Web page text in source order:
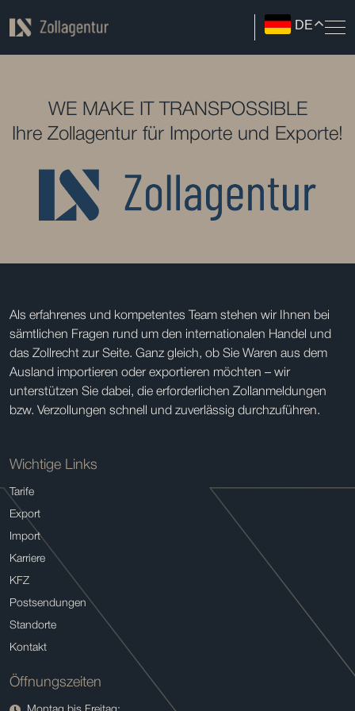
DE
WE MAKE IT TRANSPOSSIBLE
Ihre Zollagentur für Importe und Exporte!
Als erfahrenes und kompetentes Team stehen wir Ihnen bei
sämtlichen Fragen rund um den internationalen Handel und
das Zollrecht zur Seite. Ganz gleich, ob Sie Waren aus dem
Ausland importieren oder exportieren möchten – wir
unterstützen Sie dabei, die erforderlichen Zollanmeldungen
bzw. Verzollungen schnell und zuverlässig durchzuführen.
Wichtige Links
Tarife
Export
Import
Karriere
KFZ
Postsendungen
Standorte
Kontakt
Öffnungszeiten